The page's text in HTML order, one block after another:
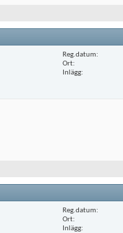
Reg.datum
Ort
Inlägg
Reg.datum
Ort
Inlägg